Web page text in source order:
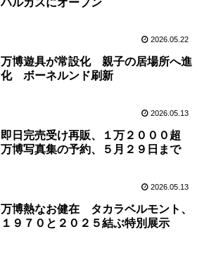
2026.05.22
万博遊具が常設化 親子の居場所へ進
化 ボーネルンド刷新
2026.05.13
即日完売受け再販、１万２０００超
万博写真集の予約、５月２９日まで
2026.05.13
万博熱なお健在 タカラベルモント、
１９７０と２０２５結ぶ特別展示